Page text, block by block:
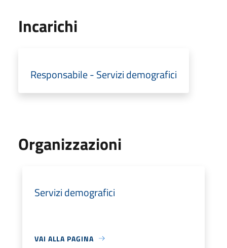
Incarichi
Responsabile - Servizi demografici
Organizzazioni
Servizi demografici
VAI ALLA PAGINA